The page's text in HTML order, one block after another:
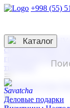
+998 (55)
3D гравировка
смолой (Doming)
гравировка твердая
тиснение
☰
Контакты
Каталог
Деловые подарки